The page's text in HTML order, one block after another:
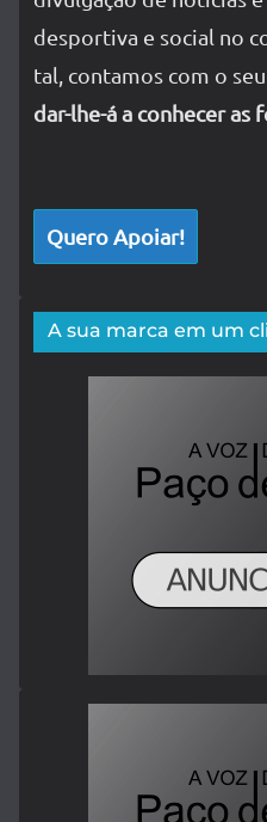
desportiva e social no
tal, contamos com o
dar-lhe-á a conhecer as
Quero Apoiar!
A sua marca em um